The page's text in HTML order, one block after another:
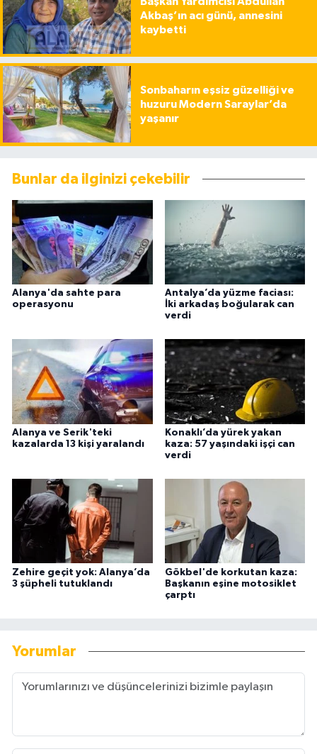
Akbaş’ın acı günü, annesini
kaybetti
Sonbaharın eşsiz güzelliği ve
huzuru Modern Saraylar’da
yaşanır
Bunlar da ilginizi çekebilir
Alanya'da sahte para
operasyonu
Antalya’da yüzme faciası:
İki arkadaş boğularak can
verdi
Alanya ve Serik'teki
kazalarda 13 kişi yaralandı
Konaklı’da yürek yakan
kaza: 57 yaşındaki işçi can
verdi
Zehire geçit yok: Alanya’da
3 şüpheli tutuklandı
Gökbel'de korkutan kaza:
Başkanın eşine motosiklet
çarptı
Yorumlar